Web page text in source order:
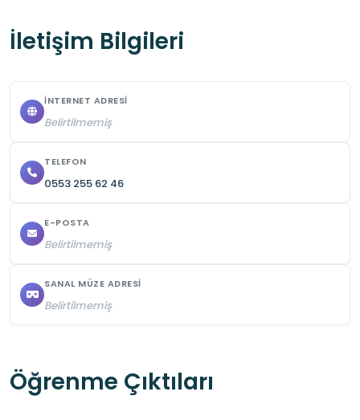
İletişim Bilgileri
İNTERNET ADRESI
Belirtilmemiş
TELEFON
0553 255 62 46
E-POSTA
Belirtilmemiş
SANAL MÜZE ADRESI
Belirtilmemiş
Öğrenme Çıktıları